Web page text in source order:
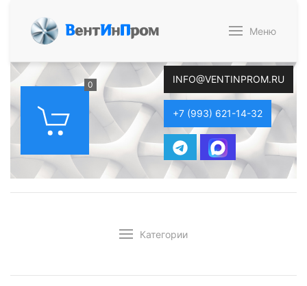
ВентИнПром Меню
0 INFO@VENTINPROM.RU
+7 (993) 621-14-32
Категории